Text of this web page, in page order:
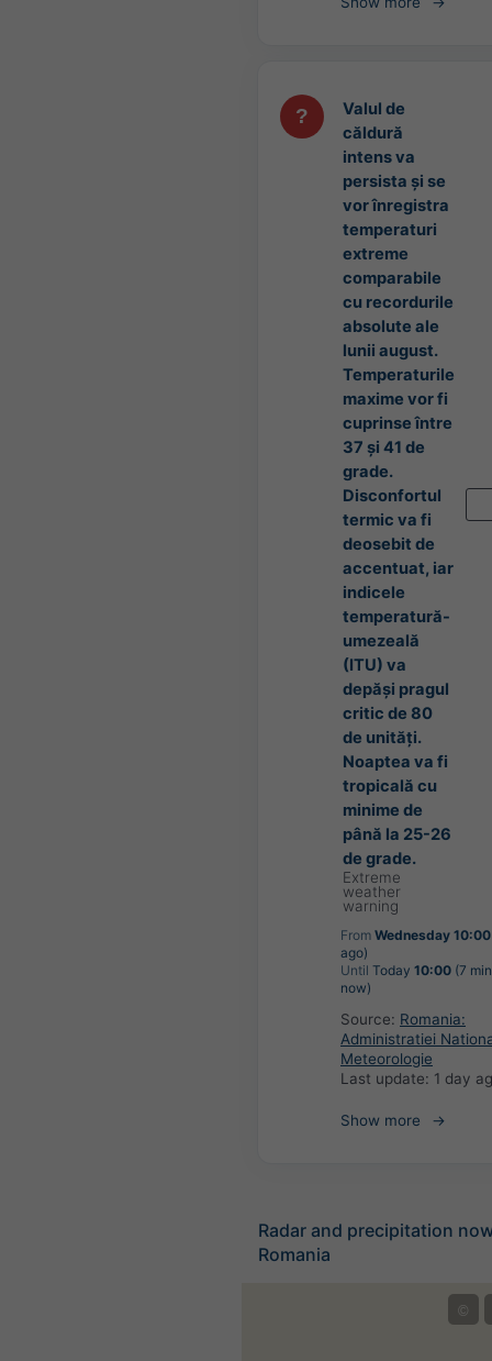
Valul de
căldură
intens va
persista și se
vor înregistra
temperaturi
extreme
comparabile
cu recordurile
absolute ale
lunii august.
Temperaturile
maxime vor fi
cuprinse între
37 și 41 de
grade.
Disconfortul
termic va fi
deosebit de
accentuat, iar
indicele
temperatură-
umezeală
(ITU) va
depăși pragul
critic de 80
de unități.
Noaptea va fi
tropicală cu
minime de
până la 25-26
de grade.
Extreme
weather
warning
From Wednesday 10:00
ago)
Until Today 10:00 (7
now)
Source: Romania:
Administratiei
Meteorologie
Last update: 1 day
Show more
Radar and precipitation
Romania
©